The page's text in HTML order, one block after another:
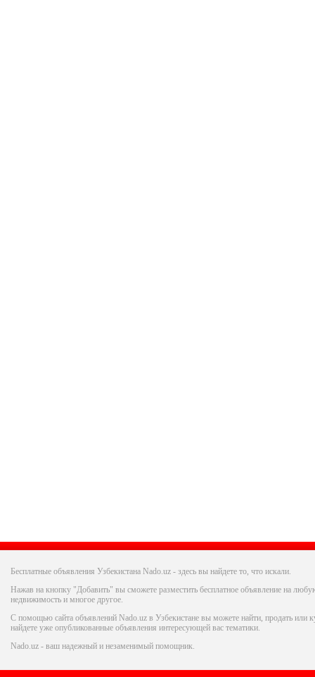
Бесплатные объявления Узбекистана Nado.uz - здесь вы найдете то, что искали.
Нажав на кнопку "Добавить" вы сможете разместить бесплатное объявление на
недвижимость и многое другое.
С помощью сайта объявлений Nado.uz в Узбекистане вы можете найти, продать или
найдете уже опубликованные объявления интересующей вас тематики.
Nado.uz - ваш надежный и незаменимый помощник.